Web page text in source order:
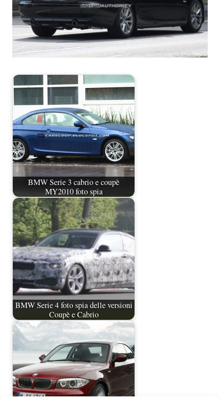
BMW Serie 3 cabrio e coupè
MY2010 foto spia
BMW Serie 4 foto spia delle versioni
Coupè e Cabrio